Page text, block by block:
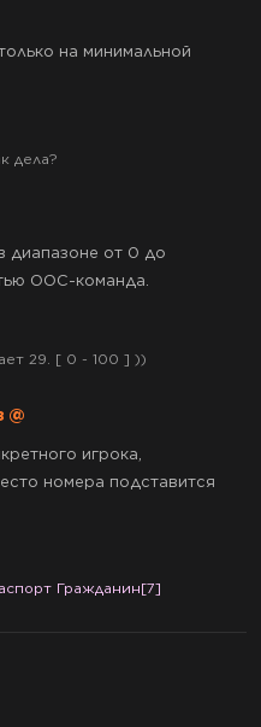
на минимальной
дела?
диапазоне от 0 до
OOC-команда.
29. [ 0 - 100 ] ))
@
игрока,
номера подставится
Гражданин[7]